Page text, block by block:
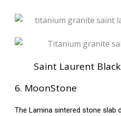
Saint Laurent
6. MoonStone
The Lamina sintered stone slab